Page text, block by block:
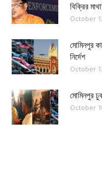
বিক্রির
October
মোমিনপুর
নির্দেশ
October
মোমিনপুর
October